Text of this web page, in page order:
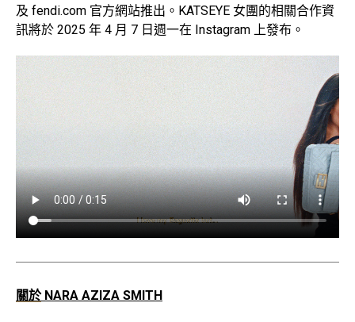
及 fendi.com 官方網站推出。KATSEYE 女團的相關合作資
訊將於 2025 年 4 月 7 日週一在 Instagram 上發布。
關於NARA AZIZA SMITH